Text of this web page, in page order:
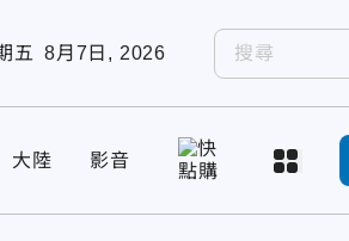
五 8月7日, 2026
大陸 影音